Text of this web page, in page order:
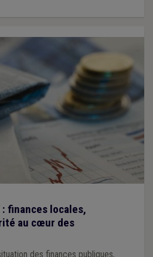
: finances locales,
au cœur des
des finances publiques,